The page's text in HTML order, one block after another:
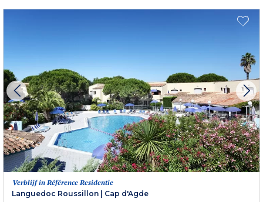
Verblijf in Référence Residentie
Languedoc Roussillon | Cap d'Agde